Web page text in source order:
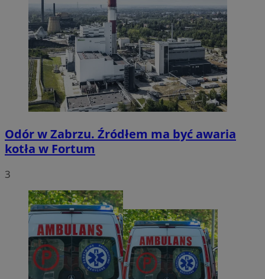
Odór w Zabrzu. Źródłem ma być awaria
kotła w Fortum
3